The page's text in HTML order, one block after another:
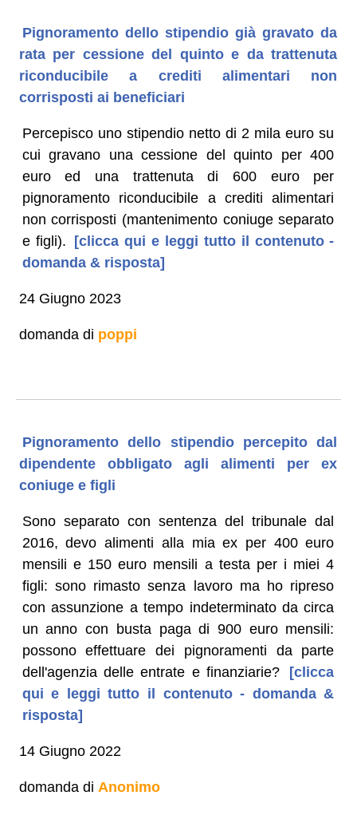
Pignoramento dello stipendio già gravato da
rata per cessione del quinto e da trattenuta
riconducibile a crediti alimentari non
corrisposti ai beneficiari
Percepisco uno stipendio netto di 2 mila euro su
cui gravano una cessione del quinto per 400
euro ed una trattenuta di 600 euro per
pignoramento riconducibile a crediti alimentari
non corrisposti (mantenimento coniuge separato
e figli). [clicca qui e leggi tutto il contenuto -
domanda & risposta]
24 Giugno 2023
domanda di poppi
Pignoramento dello stipendio percepito dal
dipendente obbligato agli alimenti per ex
coniuge e figli
Sono separato con sentenza del tribunale dal
2016, devo alimenti alla mia ex per 400 euro
mensili e 150 euro mensili a testa per i miei 4
figli: sono rimasto senza lavoro ma ho ripreso
con assunzione a tempo indeterminato da circa
un anno con busta paga di 900 euro mensili:
possono effettuare dei pignoramenti da parte
dell'agenzia delle entrate e finanziarie?
[clicca
qui e leggi tutto il contenuto - domanda &
risposta]
14 Giugno 2022
domanda di Anonimo